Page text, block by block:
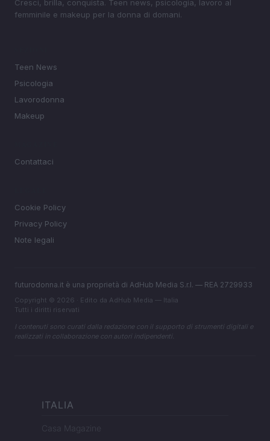
Cresci, brilla, conquista. Teen news, psicologia, lavoro al
femminile e makeup per la donna di domani.
Teen News
Psicologia
Lavorodonna
Makeup
Contattaci
Cookie Policy
Privacy Policy
Note legali
futurodonna.it è una proprietà di AdHub Media S.r.l. — REA 2729933
Copyright © 2026 · Edito da AdHub Media — Italia
Tutti i diritti riservati
I contenuti sono curati dalla redazione con il supporto di strumenti digitali e
realizzati in collaborazione con autori indipendenti.
ITALIA
Casa Magazine